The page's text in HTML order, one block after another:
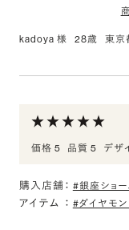
結婚指輪（男）
地黒の手には品の良
と感じた
kadoya 様 28歳 東京
価格 5 品質 5 デザ
購入店舗： #銀座ショ
アイテム ： #ダイヤモン